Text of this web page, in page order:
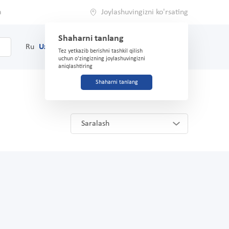
Joylashuvingizni ko'rsating
Shaharni tanlang
Tez yetkazib berishni tashkil qilish
uchun o'zingizning joylashuvingizni
aniqlashtiring
Shaharni tanlang
Ru Uz (71) 200-03-03
Saralash